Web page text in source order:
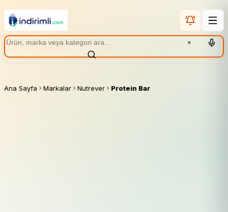
×
Ana Sayfa Markalar Nutrever Protein Bar